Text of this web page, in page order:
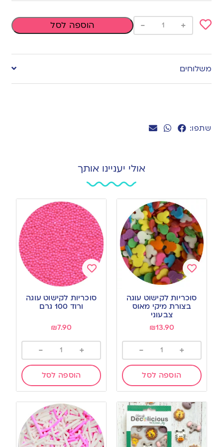
שתפו:
to
wishlist
+
- הוספה לסל
משלוחים
אולי יעניינו אותך
Add
to
wishlist
סוכריות לקישוט עוגה
בצורת מיקי מאוס
צבעוני
₪13.90
+
-
הוספה לסל
Add
to
wishlist
סוכריות לקישוט עוגה
ורוד 100 גרם
₪7.90
+
-
הוספה לסל